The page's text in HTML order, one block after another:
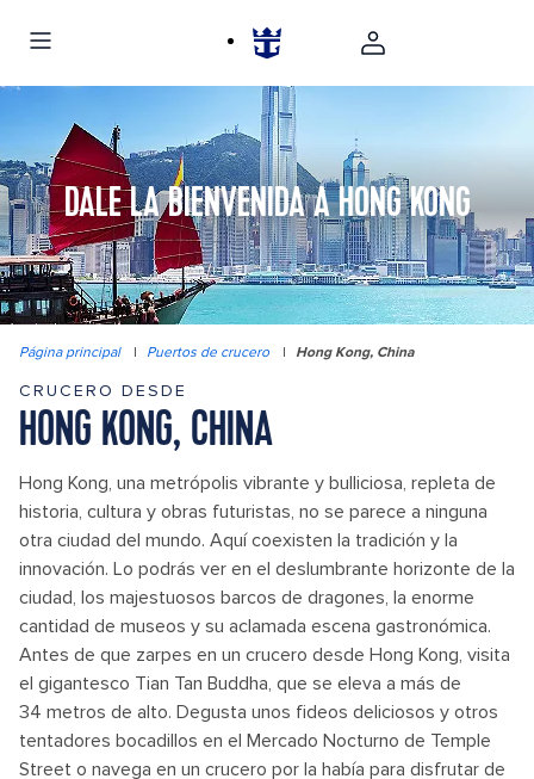
DALE LA BIENVENIDA A HONG KONG
Página principal | Puertos de crucero | Hong Kong, China
CRUCERO DESDE
HONG KONG, CHINA
Hong Kong, una metrópolis vibrante y bulliciosa, repleta de
historia, cultura y obras futuristas, no se parece a ninguna
otra ciudad del mundo. Aquí coexisten la tradición y la
innovación. Lo podrás ver en el deslumbrante horizonte de la
ciudad, los majestuosos barcos de dragones, la enorme
cantidad de museos y su aclamada escena gastronómica.
Antes de que zarpes en un crucero desde Hong Kong, visita
el gigantesco Tian Tan Buddha, que se eleva a más de
34 metros de alto. Degusta unos fideos deliciosos y otros
tentadores bocadillos en el Mercado Nocturno de Temple
Street o navega en un crucero por la había para disfrutar de